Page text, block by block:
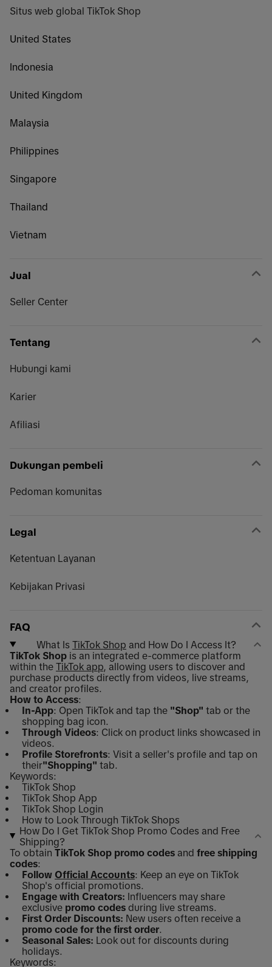
Situs web global TikTok Shop
United States
Indonesia
United Kingdom
Malaysia
Philippines
Singapore
Thailand
Vietnam
Jual
Seller Center
Tentang
Hubungi kami
Karier
Afiliasi
Dukungan pembeli
Pedoman komunitas
Legal
Ketentuan Layanan
Kebijakan Privasi
FAQ
What Is TikTok Shop and How Do I Access It?
TikTok Shop is an integrated e-commerce platform
within the TikTok app , allowing users to discover and
purchase products directly from videos, live streams,
and creator profiles.
How to Access:
In-App: Open TikTok and tap the "Shop" tab or the
shopping bag icon.
Through Videos: Click on product links showcased in
videos.
Profile Storefronts: Visit a seller's profile and tap on
their"Shopping" tab.
Keywords:
TikTok Shop
TikTok Shop App
TikTok Shop Login
How to Look Through TikTok Shops
How Do I Get TikTok Shop Promo Codes and Free
Shipping?
To obtain TikTok Shop promo codes and free shipping
codes:
Follow Official Accounts: Keep an eye on TikTok
Shop's official promotions.
Engage with Creators: Influencers may share
exclusive promo codes during live streams.
First Order Discounts: New users often receive a
promo code for the first order
Seasonal Sales: Look out for discounts during
holidays.
Keywords: